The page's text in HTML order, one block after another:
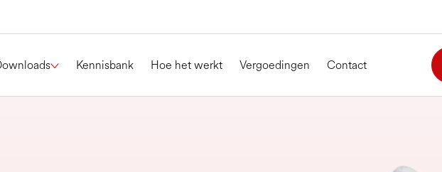
Kennisbank Hoe het werkt Vergoedingen Contact